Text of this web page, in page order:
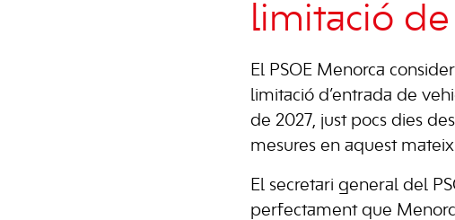
limitació de
El PSOE Menorca
limitació d’entrada de
de 2027, just pocs dies
mesures en aquest
El secretari general del
perfectament que